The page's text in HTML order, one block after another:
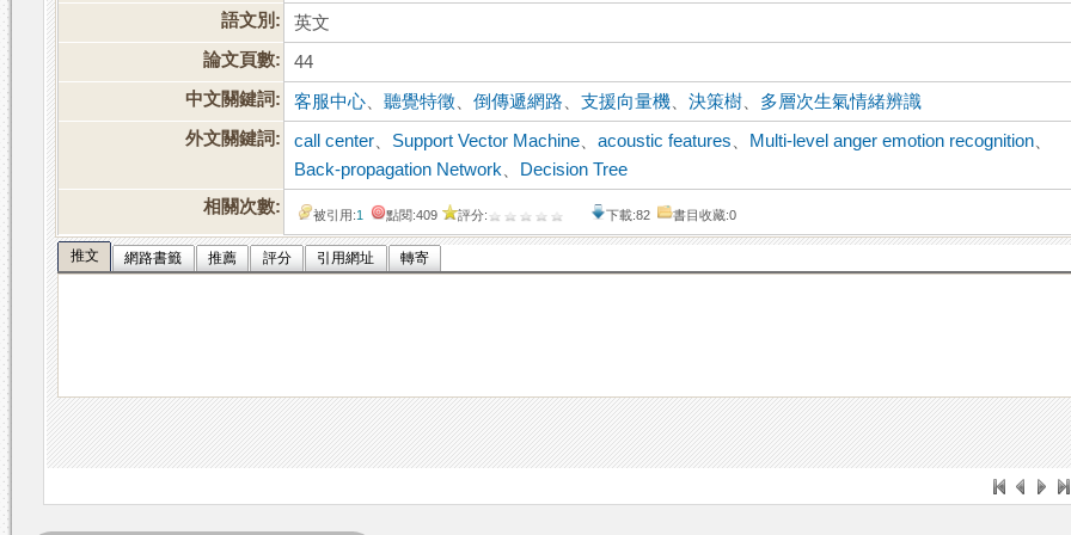
語文別:
英文
論文頁數:
44
中文關鍵詞:
客服中心 、聽覺特徵 、倒傳遞網路 、支援向量機 、決策樹
多層次生氣情緒辨識
外文關鍵詞:
call center Support Vector Machine 、acoustic features Multi-level anger emotion recognition
Back-propagation Network
Decision Tree
相關次數:
被引用:1 點閱:409 評分: 下載:82 書目收藏:0
推文 網路書籤 推薦 評分 引用網址 轉寄